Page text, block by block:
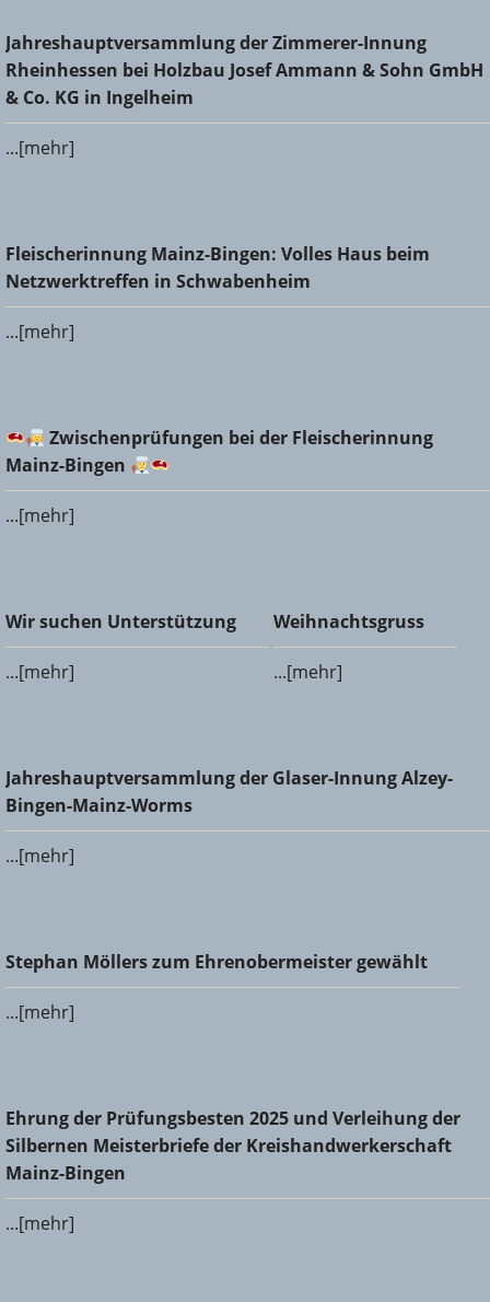
Jahreshauptversammlung der Zimmerer-Innung
Rheinhessen bei Holzbau Josef Ammann & Sohn GmbH &
Co. KG in Ingelheim
Jahreshauptversammlung der Zimmerer-Innung
Rheinhessen bei Holzbau Josef Ammann & Sohn GmbH
& Co. KG in Ingelheim
...[mehr]
Fleischerinnung Mainz-Bingen: Volles Haus beim
Netzwerktreffen in Schwabenheim
Fleischerinnung Mainz-Bingen: Volles Haus beim
Netzwerktreffen in Schwabenheim
...[mehr]
Zwischenprüfungen bei der Fleischerinnung Mainz-
Bingen
Zwischenprüfungen bei der Fleischerinnung
Mainz-Bingen
...[mehr]
Wir suchen Unterstützung
Wir suchen Unterstützung
...[mehr]
Weihnachtsgruss
Weihnachtsgruss
...[mehr]
Jahreshauptversammlung der Glaser-Innung Alzey-Bingen-
Mainz-Worms
Jahreshauptversammlung der Glaser-Innung Alzey-
Bingen-Mainz-Worms
...[mehr]
Stephan Möllers zum Ehrenobermeister gewählt
Stephan Möllers zum Ehrenobermeister gewählt
...[mehr]
Ehrung der Prüfungsbesten 2025 und Verleihung der
Silbernen Meisterbriefe der Kreishandwerkerschaft Mainz-
Bingen
Ehrung der Prüfungsbesten 2025 und Verleihung der
Silbernen Meisterbriefe der Kreishandwerkerschaft
Mainz-Bingen
...[mehr]